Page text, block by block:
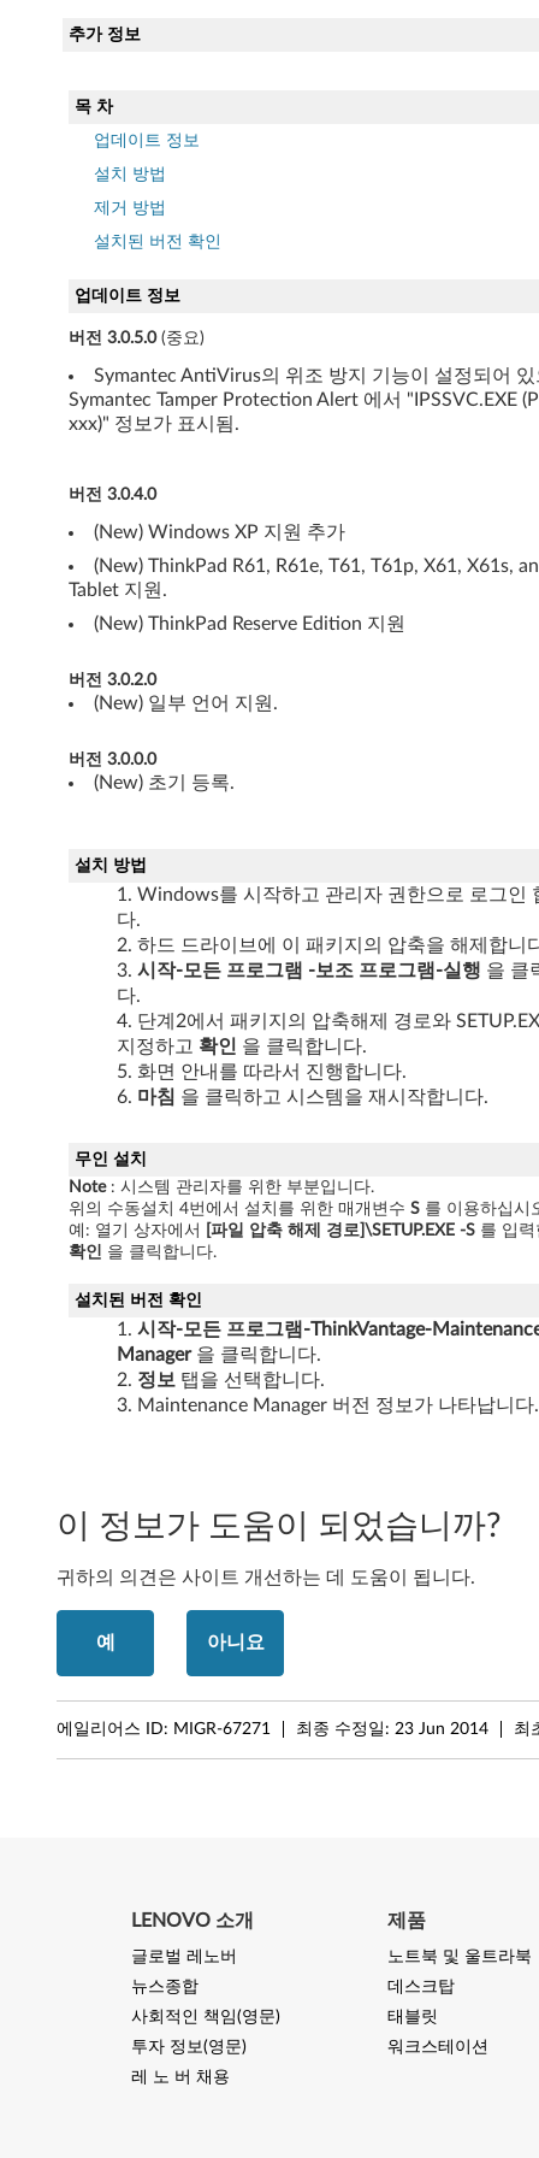
e
W
d
o
w
s
V
s
t
a
3
2
트
T
h
n
t
r
e
T
h
추가 정보
목 차
업데이트 정보
설치 방법
제거 방법
설치된 버전 확인
업데이트 정보
버전 3.0.5.0 (중요)
Symantec AntiVirus의 위조 방지 기능이 설정되어 있
Symantec Tamper Protection Alert 에서 "IPSSVC.EXE
xxx)" 정보가 표시됨.
버전 3.0.4.0
(New) Windows XP 지원 추가
(New) ThinkPad R61, R61e, T61, T61p, X61, X61s,
Tablet 지원.
(New) ThinkPad Reserve Edition 지원
버전 3.0.2.0
(New) 일부 언어 지원.
버전 3.0.0.0
(New) 초기 등록.
설치 방법
Windows를 시작하고 관리자 권한으로 로그인
다.
하드 드라이브에 이 패키지의 압축을 해제합니
시작-모든 프로그램 -보조 프로그램-실행 을 클
다.
단계2에서 패키지의 압축해제 경로와
지정하고 확인 을 클릭합니다.
화면 안내를 따라서 진행합니다.
마침 을 클릭하고 시스템을 재시작합니다.
무인 설치
Note : 시스템 관리자를 위한 부분입니다.
위의 수동설치 4번에서 설치를 위한 매개변수 S 를 이용하십시
예: 열기 상자에서
[파일 압축 해제 경로]\SETUP.EXE -S 를 입력
확인 을 클릭합니다.
설치된 버전 확인
시작-모든 프로그램-ThinkVantage-
Manager 을 클릭합니다.
정보 탭을 선택합니다.
Maintenance Manager 버전 정보가 나타납니다.
이 정보가 도움이 되었습니까?
귀하의 의견은 사이트 개선하는 데 도움이 됩니다.
예 아니요
에일리어스 ID: MIGR-67271 최종 수정일: 23 Jun 2014 최
LENOVO 소개
글로벌 레노버
뉴스종합
사회적인 책임(영문)
투자 정보(영문)
레 노 버 채용
제품
노트북 및 울트라북
데스크탑
태블릿
워크스테이션